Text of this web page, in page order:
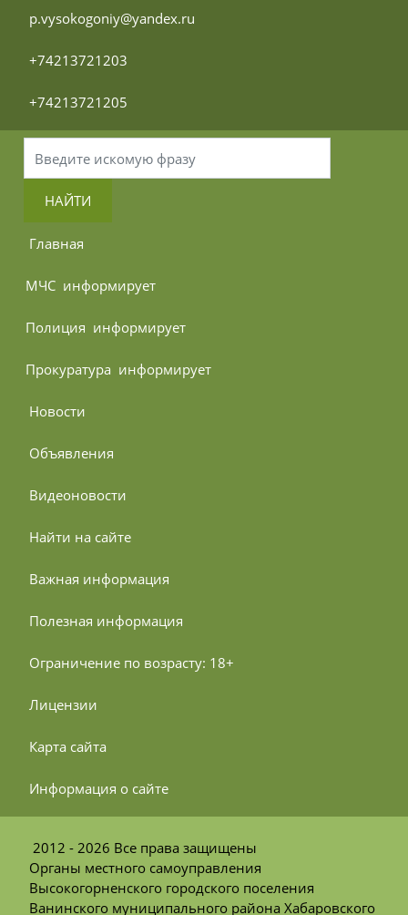
p.vysokogoniy@yandex.ru
+74213721203
+74213721205
НАЙТИ
Главная
МЧС информирует
Полиция информирует
Прокуратура информирует
Новости
Объявления
Видеоновости
Найти на сайте
Важная информация
Полезная информация
Ограничение по возрасту: 18+
Лицензии
Карта сайта
Информация о сайте
2012 - 2026 Все права защищены
Органы местного самоуправления
Высокогорненского городского поселения
Ванинского муниципального района Хабаровского